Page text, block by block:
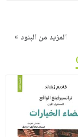
المزيد من البنود »